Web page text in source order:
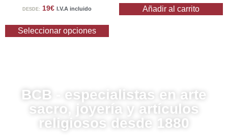
DESDE: 19€ I.V.A incluido
Seleccionar opciones
Añadir al carrito
BCB - especialistas en arte
sacro, joyería y artículos
religiosos desde 1880